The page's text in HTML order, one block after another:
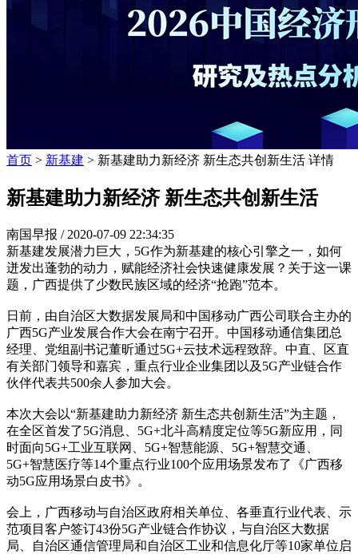
首页 > 新基建 > 新基建助力新经济 新生态共创新生活 详情
新基建助力新经济 新生态共创新生活
南国早报 / 2020-07-09 22:34:35
新基建发展潜力巨大，5G作为新基建的核心引擎之一，如何
迸发出蓬勃的动力，赋能经济社会快速健康发展？关于这一课
题，广西提供了少数民族区域的经济“抢跑”范本。
日前，由自治区大数据发展局和中国移动广西公司联合主办的
广西5G产业发展合作大会在南宁召开。中国移动通信集团总
经理、党组副书记董昕通过5G+云技术远程致辞。中直、区直
有关部门领导和嘉宾，重点行业企业集团以及5G产业链合作
伙伴代表共500余人参加大会。
本次大会以“新基建助力新经济 新生态共创新生活”为主题，
在全区首发了5G消息、5G+北斗高精度定位等5G新应用，同
时面向5G+工业互联网、5G+智慧能源、5G+智慧交通、
5G+智慧医疗等14个重点行业100个应用场景发布了《广西移
动5G应用场景白皮书》。
会上，广西移动与自治区政府相关单位、各垂直行业代表、示
范项目客户签订43份5G产业链合作协议，与自治区大数据
局、自治区通信管理局和自治区工业和信息化厅等10家单位启